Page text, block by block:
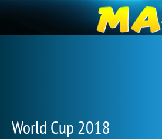
World Cup 2018